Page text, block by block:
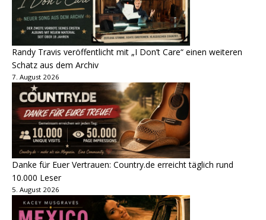
Randy Travis veröffentlicht mit „I Don’t Care“ einen weiteren
Schatz aus dem Archiv
7. August 2026
Danke für Euer Vertrauen: Country.de erreicht täglich rund
10.000 Leser
5. August 2026